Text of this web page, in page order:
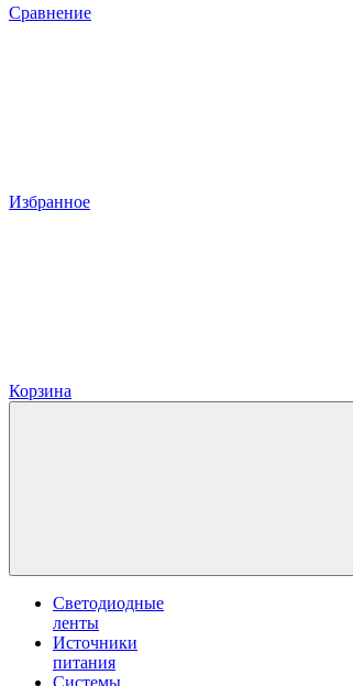
Сравнение
Избранное
Корзина
Светодиодные
ленты
Источники
питания
Системы